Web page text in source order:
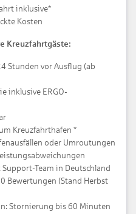
inklusive*
Kosten
Kreuzfahrtgäste:
Stunden vor Ausflug (ab
inklusive ERGO-
Kreuzfahrthafen *
oder Umroutungen
Team in Deutschland
Bewertungen (Stand Herbst
Stornierung bis 60 Minuten